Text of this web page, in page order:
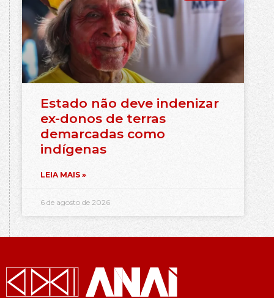
Estado não deve indenizar
ex-donos de terras
demarcadas como
indígenas
LEIA MAIS »
6 de agosto de 2026